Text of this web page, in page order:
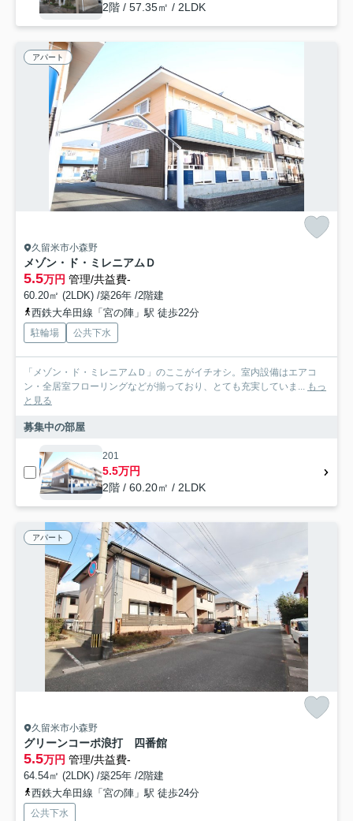
2階 / 57.35㎡ / 2LDK
アパート
久留米市小森野
メゾン・ド・ミレニアムＤ
5.5万円 管理/共益費-
60.20㎡ (2LDK) /築26年 /2階建
西鉄大牟田線「宮の陣」駅 徒歩22分
駐輪場 公共下水
「メゾン・ド・ミレニアムＤ」のここがイチオシ。室内設備はエアコ
ン・全居室フローリングなどが揃っており、とても充実していま... もっ
と見る
募集中の部屋
201
5.5万円
2階 / 60.20㎡ / 2LDK
アパート
久留米市小森野
グリーンコーポ浪打 四番館
5.5万円 管理/共益費-
64.54㎡ (2LDK) /築25年 /2階建
西鉄大牟田線「宮の陣」駅 徒歩24分
公共下水